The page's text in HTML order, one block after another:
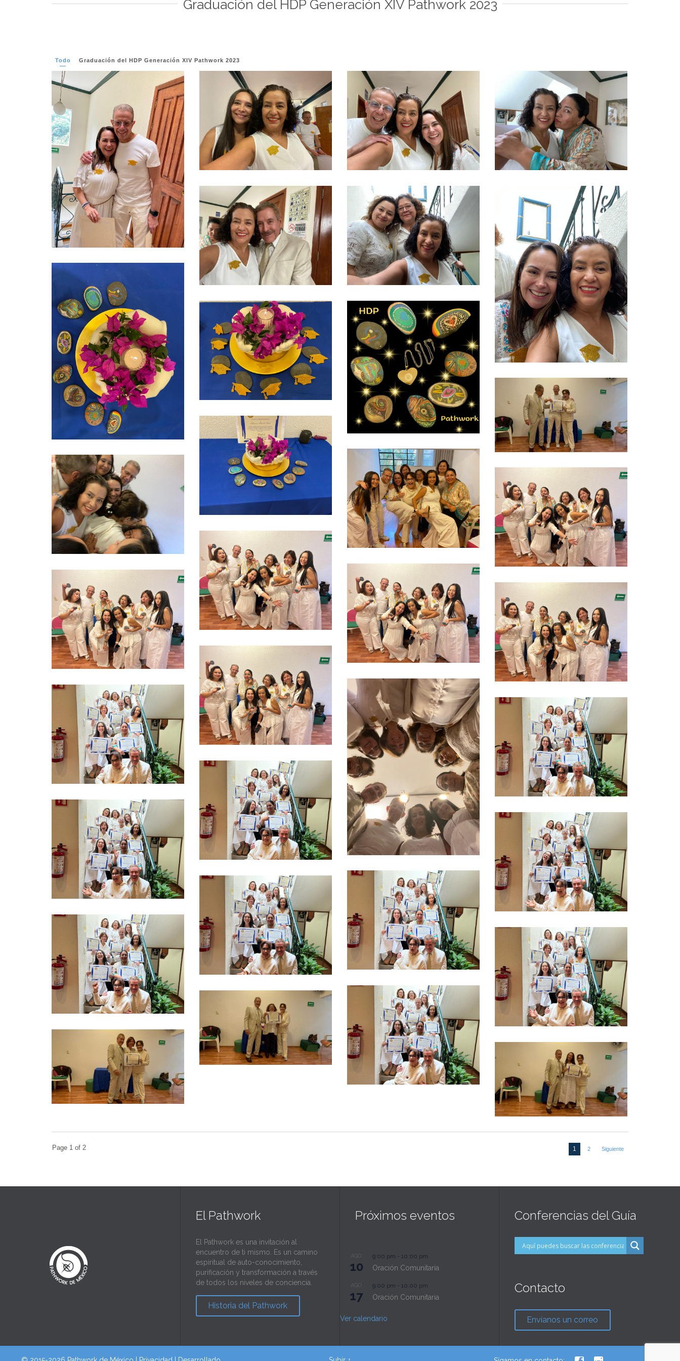
Graduación del HDP Generación XIV Pathwork 2023
Todo Graduación del HDP Generación XIV Pathwork 2023
Ver más
Ver más Ver más Ver más
Ver más Ver más
Ver más
Ver más
Ver más
Ver más
Ver más
Ver más
Ver más
Ver más
Ver más
Ver más
Ver más
Ver más
Ver más
Ver más
Ver más
Ver más
Ver más
Ver más
Ver más
Ver más
Ver más
Ver más
Ver más
Ver más
Ver más
Ver más
Ver más
Page 1 of 2 1 2 Siguiente
El Pathwork
El Pathwork es una invitación al
encuentro de ti mismo. Es un camino
espiritual de auto-conocimiento,
purificación y transformación a través
de todos los niveles de conciencia.
Historia del Pathwork
Próximos eventos
AGO
10
9:00 pm - 10:00 pm
Oración Comunitaria
AGO
17
9:00 pm - 10:00 pm
Oración Comunitaria
Ver calendario
Conferencias del Guía
Contacto
Envíanos un correo